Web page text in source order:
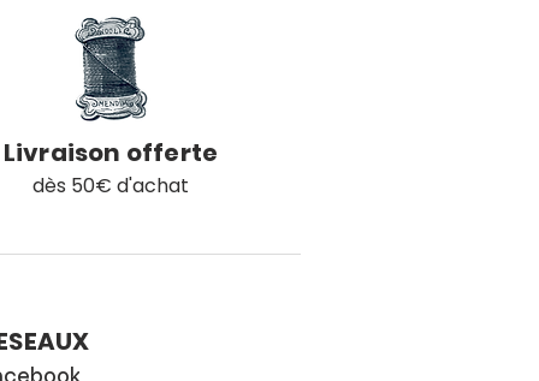
Livraison offerte
dès 50€ d'achat